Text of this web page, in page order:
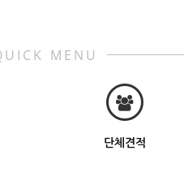
MENU
단체견적